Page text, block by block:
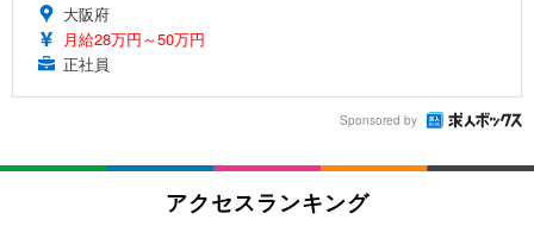
大阪府
月給28万円～50万円
正社員
Sponsored by
アクセスランキング